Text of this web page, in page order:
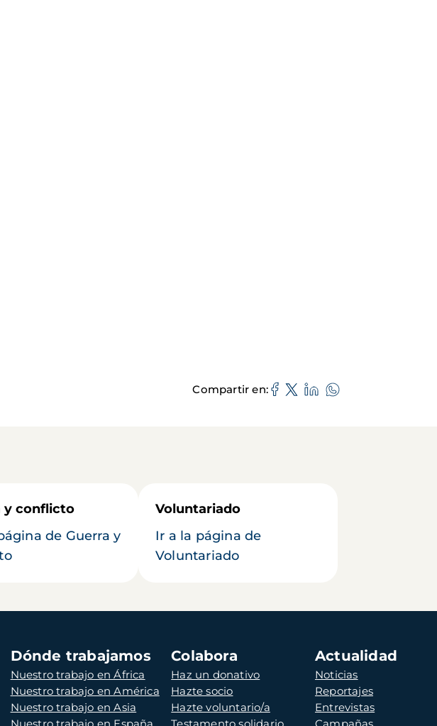
Compartir en
y conflicto
de Guerra y
Voluntariado
Ir a la página de
Voluntariado
Dónde trabajamos
Nuestro trabajo en África
Nuestro trabajo en América
Nuestro trabajo en Asia
Nuestro trabajo en España
Colabora
Haz un donativo
Hazte socio
Hazte voluntario/a
Testamento solidario
Actualidad
Noticias
Reportajes
Entrevistas
Campañas